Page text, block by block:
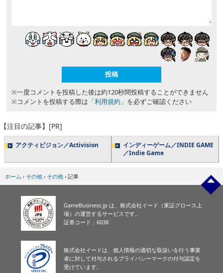
※一度コメントを投稿した後は約120秒間投稿することができません
※コメントを投稿する際は 「利用規約」 を必ずご確認ください
【注目の記事】[PR]
アクティビジョン／Activision
インディーゲーム／INDIE GAME
／Indie Game
ホーム › その他 › その他 › 記事
GameBusiness.jp は、株式会社イード（東証グロース上
場）の運営するサービスです。
証券コード：6038
株式会社イードは、個人情報の適切な取扱いを行う事業
者に対して付与されるプライバシーマークの付与認定を
受けています。